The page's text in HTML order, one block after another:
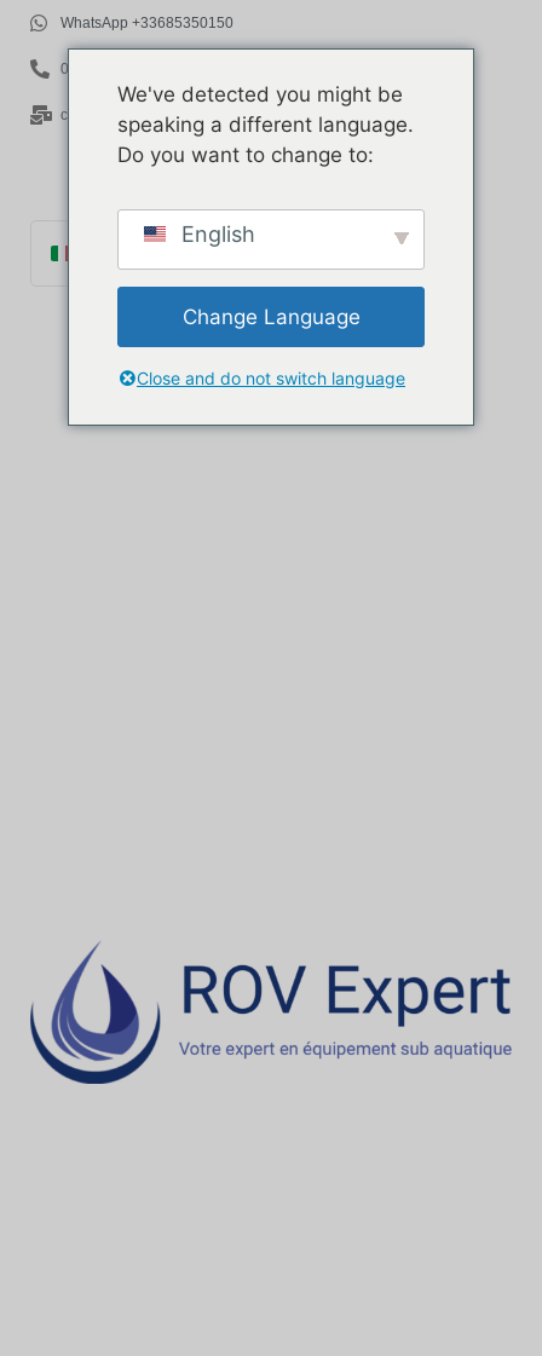
WhatsApp +33685350150
06 85 35 01 50
contact@rov-expert.com
Français
Español
We've detected you might be
speaking a different language.
Do you want to change to:
English
Change Language
Close and do not switch language